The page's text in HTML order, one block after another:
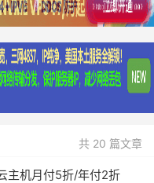
共 20 篇文章
主机月付5折/年付2折